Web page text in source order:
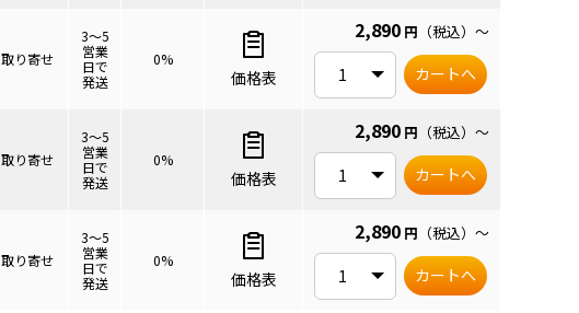
取り寄せ
3～5
営業
日で
発送
0%
価格表
2,890 円 （税込） ～
カートへ
取り寄せ
3～5
営業
日で
発送
0%
価格表
2,890 円 （税込） ～
カートへ
取り寄せ
3～5
営業
日で
発送
0%
価格表
2,890 円 （税込） ～
カートへ